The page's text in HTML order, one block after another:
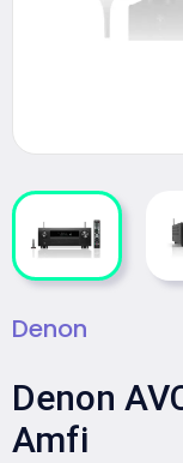
Denon
Denon
Amfi